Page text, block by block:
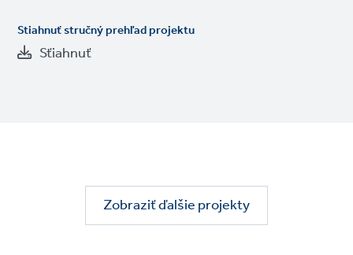
Stiahnuť stručný prehľad projektu
Sťiahnuť
Zobraziť ďalšie projekty